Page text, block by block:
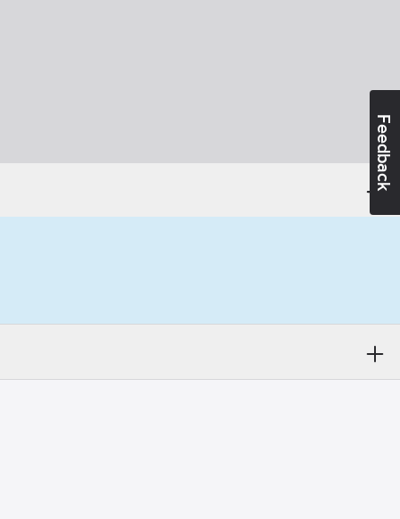
Feedback